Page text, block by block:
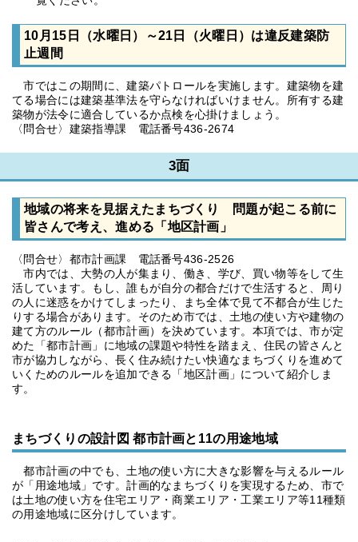
10月15日（水曜日）～21日（火曜日）は違反建築防
止週間
市ではこの期間に、建築パトロールを実施します。建築物を建
てる場合には建築基準法を守らなければいけません。所有する建
築物が法令に適合しているか点検を心掛けましょう。
〈問合せ〉建築指導課 電話番号436-2674
3面
地域の将来を見据えたまちづくり 問題が起こる前に
皆さんで考え、進める「地区計画」
〈問合せ〉都市計画課 電話番号436-2526
市内では、大勢の人が集まり、働き、学び、買い物等をして生
活しています。もし、誰もが自分の都合だけで生活すると、周り
の人に迷惑をかけてしまったり、まち全体で見て不都合が生じた
りする場合があります。そのため市では、土地の使い方や建物の
建て方のルール（都市計画）を決めています。本項では、市が定
めた「都市計画」に地域の課題や特性を踏まえ、住民の皆さんと
市が協力しながら、長く住み続けたい快適なまちづくりを進めて
いくためのルールを追加できる「地区計画」について紹介しま
す。
まちづくりの設計図 都市計画と11の用途地域
都市計画の中でも、土地の使い方に大きな影響を与えるルール
が「用途地域」です。計画的なまちづくりを実現するため、市で
は土地の使い方を住宅エリア・商業エリア・工業エリア等11種類
の用途地域に区分けしています。